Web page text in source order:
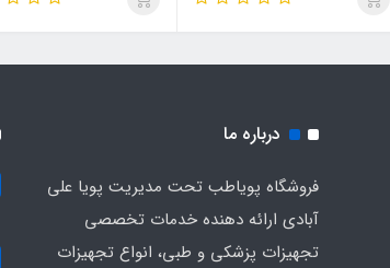
درباره ما
فروشگاه پویاطب تحت مدیریت پویا علی
آبادی ارائه دهنده خدمات تخصصی
تجهیزات پزشکی و طبی، انواع تجهیزات